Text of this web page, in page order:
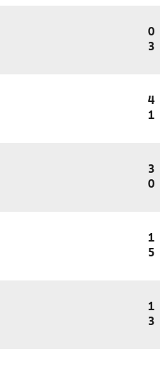
0
3
4
1
3
0
1
5
1
3